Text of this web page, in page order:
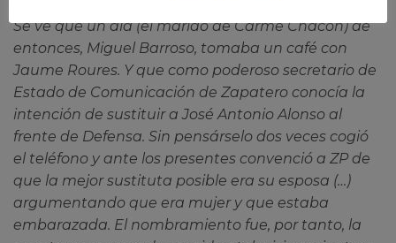
Se ve que un día (el marido de Carme Chacón) de
entonces, Miguel Barroso, tomaba un café con
Jaume Roures. Y que como poderoso secretario de
Estado de Comunicación de Zapatero conocía la
intención de sustituir a José Antonio Alonso al
frente de Defensa. Sin pensárselo dos veces cogió
el teléfono y ante los presentes convenció a ZP de
que la mejor sustituta posible era su esposa (…)
argumentando que era mujer y que estaba
embarazada. El nombramiento fue, por tanto, la